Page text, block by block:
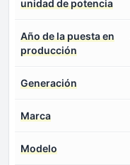
unidad de potencia
Año de la puesta en
producción
Generación
Marca
Modelo